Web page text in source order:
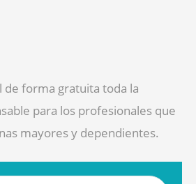
de forma gratuita toda la
para los profesionales que
mayores y dependientes.